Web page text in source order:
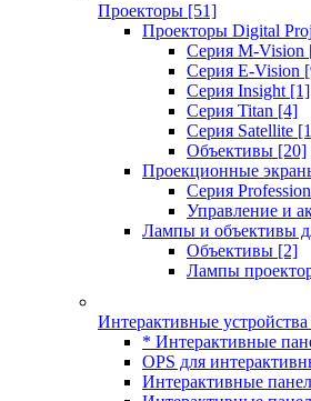
Проекторы [51]
Проекторы Digital
Серия M-Vision
Серия E-Vision
Серия Insight [1]
Серия Titan [4]
Серия Satellite
Объективы [20]
Проекционные
Серия
Управление и
Лампы и объективы
Объективы [2]
Лампы
Интерактивные устройства
* Интерактивные
OPS для
Интерактивные